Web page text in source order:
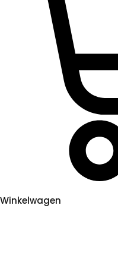
Winkelwagen